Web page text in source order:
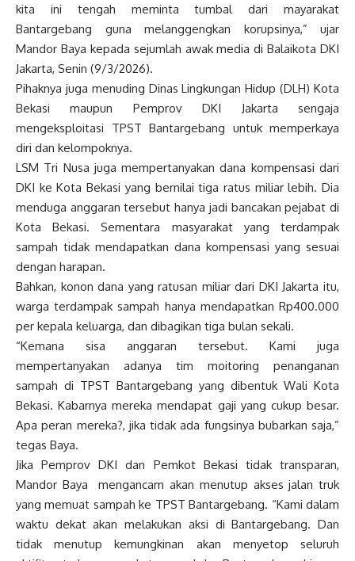
kita ini tengah meminta tumbal dari mayarakat
Bantargebang guna melanggengkan korupsinya,” ujar
Mandor Baya kepada sejumlah awak media di Balaikota DKI
Jakarta, Senin (9/3/2026).
Pihaknya juga menuding Dinas Lingkungan Hidup (DLH) Kota
Bekasi maupun Pemprov DKI Jakarta sengaja
mengeksploitasi TPST Bantargebang untuk memperkaya
diri dan kelompoknya.
LSM Tri Nusa juga mempertanyakan dana kompensasi dari
DKI ke Kota Bekasi yang bernilai tiga ratus miliar lebih. Dia
menduga anggaran tersebut hanya jadi bancakan pejabat di
Kota Bekasi. Sementara masyarakat yang terdampak
sampah tidak mendapatkan dana kompensasi yang sesuai
dengan harapan.
Bahkan, konon dana yang ratusan miliar dari DKI Jakarta itu,
warga terdampak sampah hanya mendapatkan Rp400.000
per kepala keluarga, dan dibagikan tiga bulan sekali.
“Kemana sisa anggaran tersebut. Kami juga
mempertanyakan adanya tim moitoring penanganan
sampah di TPST Bantargebang yang dibentuk Wali Kota
Bekasi. Kabarnya mereka mendapat gaji yang cukup besar.
Apa peran mereka?, jika tidak ada fungsinya bubarkan saja,”
tegas Baya.
Jika Pemprov DKI dan Pemkot Bekasi tidak transparan,
Mandor Baya mengancam akan menutup akses jalan truk
yang memuat sampah ke TPST Bantargebang. “Kami dalam
waktu dekat akan melakukan aksi di Bantargebang. Dan
tidak menutup kemungkinan akan menyetop seluruh